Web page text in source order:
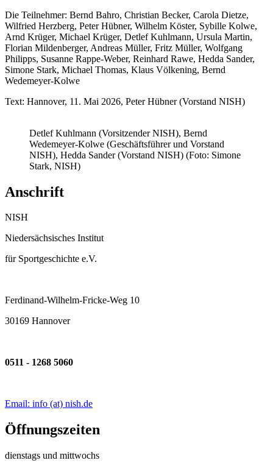
Die Teilnehmer: Bernd Bahro, Christian Becker, Carola Dietze,
Wilfried Herzberg, Peter Hübner, Wilhelm Köster, Sybille Kolwe,
Arnd Krüger, Michael Krüger, Detlef Kuhlmann, Ursula Martin,
Florian Mildenberger, Andreas Müller, Fritz Müller, Wolfgang
Philipps, Susanne Rappe-Weber, Reinhard Rawe, Hedda Sander,
Simone Stark, Michael Thomas, Klaus Völkening, Bernd
Wedemeyer-Kolwe
Text: Hannover, 11. Mai 2026, Peter Hübner (Vorstand NISH)
Detlef Kuhlmann (Vorsitzender NISH), Bernd
Wedemeyer-Kolwe (Geschäftsführer und Vorstand
NISH), Hedda Sander (Vorstand NISH) (Foto: Simone
Stark, NISH)
Anschrift
NISH
Niedersächsisches Institut
für Sportgeschichte e.V.
Ferdinand-Wilhelm-Fricke-Weg 10
30169 Hannover
0511 - 1268 5060
Email: info (at) nish.de
Öffnungszeiten
dienstags und mittwochs